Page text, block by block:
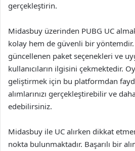
gerçekleştirin.
Midasbuy üzerinden PUBG UC
kolay hem de güvenli bir
güncellenen paket seçenekleri ve
kullanıcıların ilgisini çekmektedir.
geliştirmek için bu platformdan
alımlarınızı gerçekleştirebilir ve
edebilirsiniz.
Midasbuy ile UC alırken dikkat
nokta bulunmaktadır. Başarılı bir